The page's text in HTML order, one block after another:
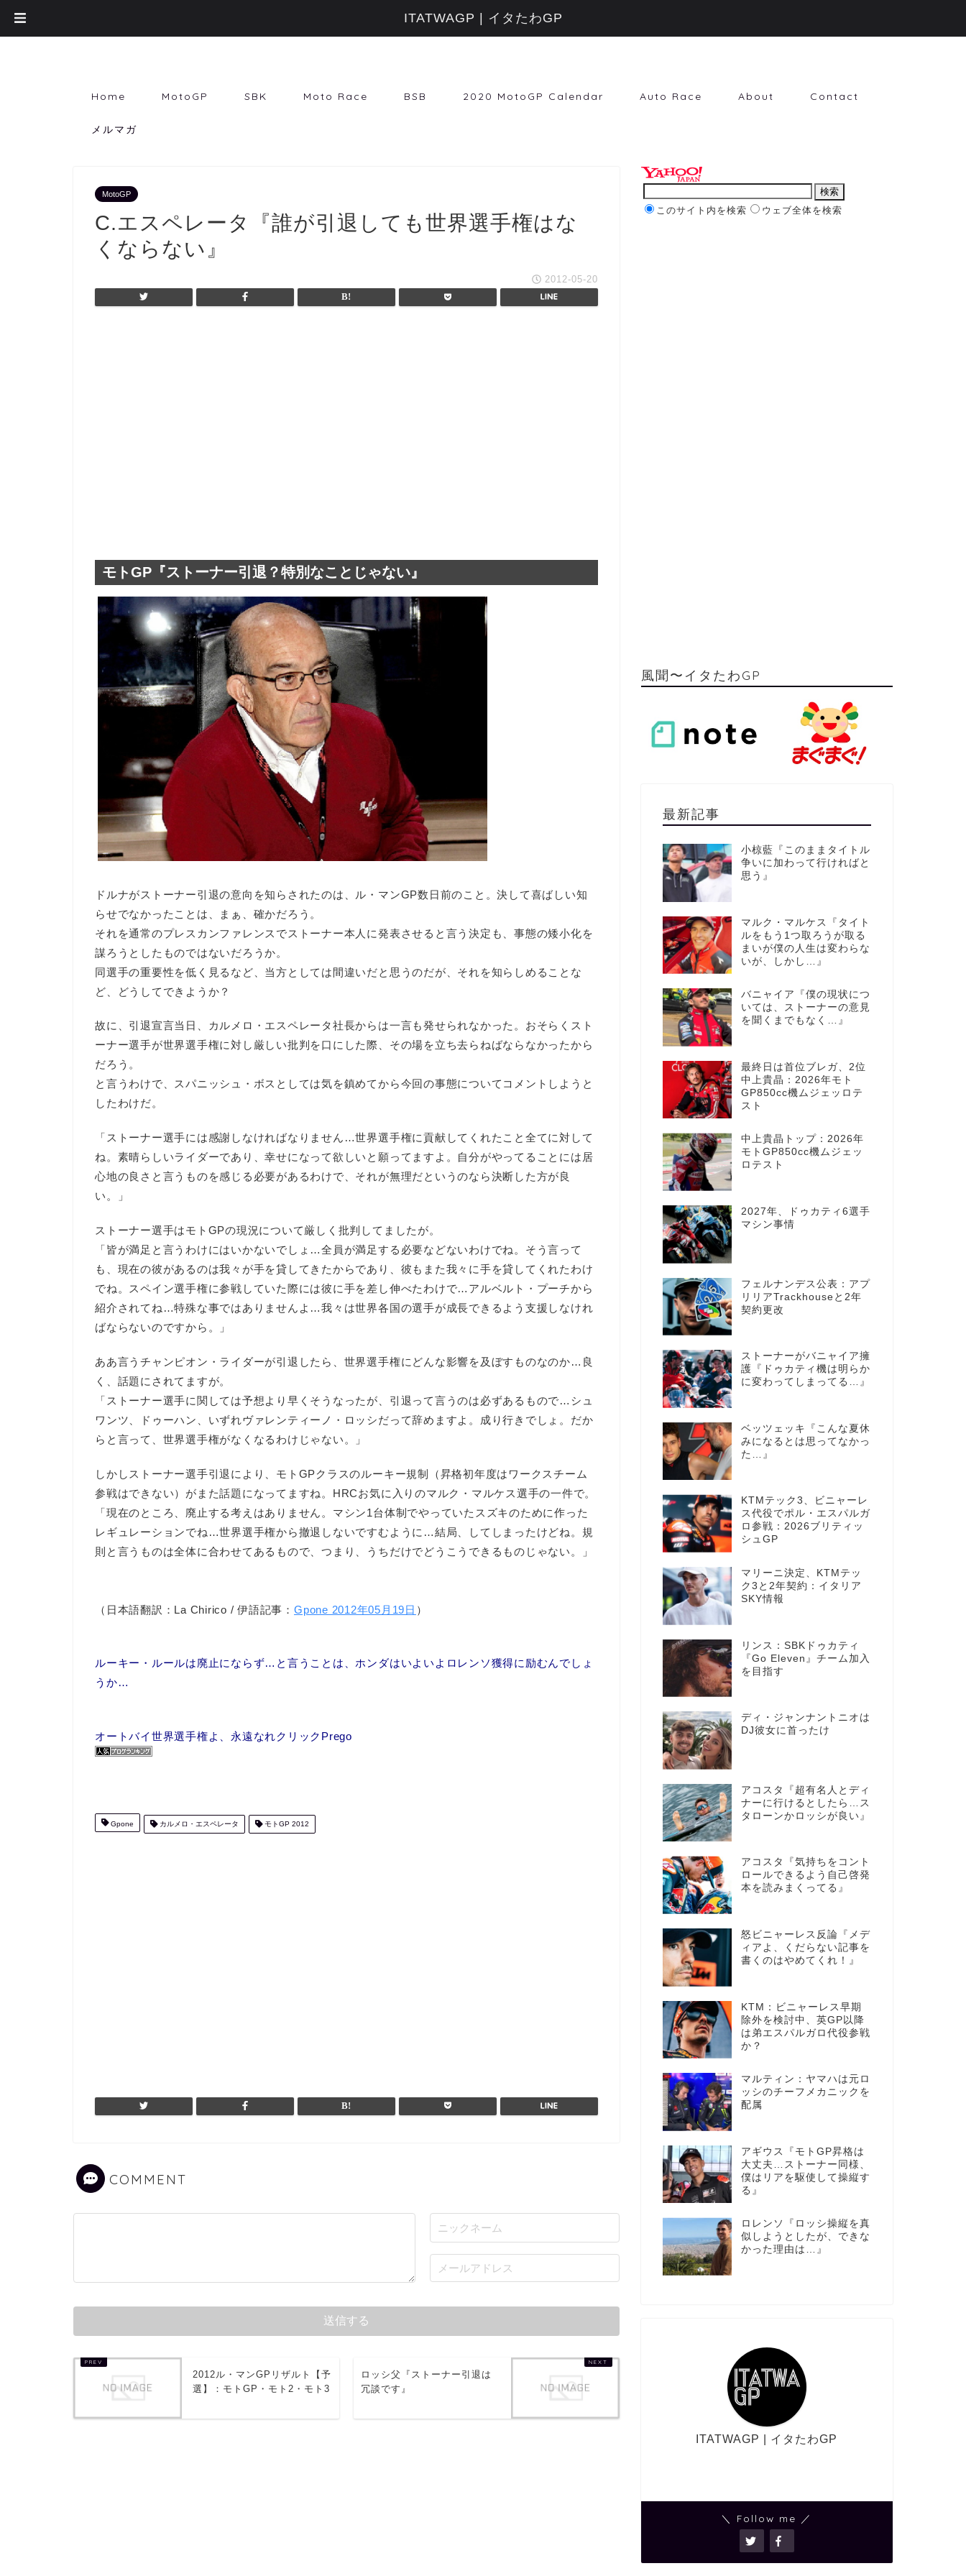
Home MotoGP SBK Moto Race BSB 2020 MotoGP Calendar Auto Race About Contact
メルマガ
MotoGP
C.エスペレータ『誰が引退しても世界選手権はな
くならない』
2012-05-20
モトGP『ストーナー引退？特別なことじゃない』
ドルナがストーナー引退の意向を知らされたのは、ル・マンGP数日前のこと。決して喜ばしい知
らせでなかったことは、まぁ、確かだろう。
それを通常のプレスカンファレンスでストーナー本人に発表させると言う決定も、事態の矮小化を
謀ろうとしたものではないだろうか。
同選手の重要性を低く見るなど、当方としては間違いだと思うのだが、それを知らしめることな
ど、どうしてできようか？
故に、引退宣言当日、カルメロ・エスペレータ社長からは一言も発せられなかった。おそらくスト
ーナー選手が世界選手権に対し厳しい批判を口にした際、その場を立ち去らねばならなかったから
だろう。
と言うわけで、スパニッシュ・ボスとしては気を鎮めてから今回の事態についてコメントしようと
したわけだ。
「ストーナー選手には感謝しなければなりません…世界選手権に貢献してくれたこと全てに対して
ね。素晴らしいライダーであり、幸せになって欲しいと願ってますよ。自分がやってることには居
心地の良さと言うものを感じる必要があるわけで、それが無理だというのなら決断した方が良
い。」
ストーナー選手はモトGPの現況について厳しく批判してましたが。
「皆が満足と言うわけにはいかないでしょ…全員が満足する必要などないわけでね。そう言って
も、現在の彼があるのは我々が手を貸してきたからであり、彼もまた我々に手を貸してくれたわけ
でね。スペイン選手権に参戦していた際には彼に手を差し伸べたわけで…アルベルト・プーチから
紹介されてね…特殊な事ではありませんよ…我々は世界各国の選手が成長できるよう支援しなけれ
ばならないのですから。」
ああ言うチャンピオン・ライダーが引退したら、世界選手権にどんな影響を及ぼすものなのか…良
く、話題にされてますが。
「ストーナー選手に関しては予想より早くそうなったが、引退って言うのは必ずあるもので…シュ
ワンツ、ドゥーハン、いずれヴァレンティーノ・ロッシだって辞めますよ。成り行きでしょ。だか
らと言って、世界選手権がなくなるわけじゃない。」
しかしストーナー選手引退により、モトGPクラスのルーキー規制（昇格初年度はワークスチーム
参戦はできない）がまた話題になってますね。HRCお気に入りのマルク・マルケス選手の一件で。
「現在のところ、廃止する考えはありません。マシン1台体制でやっていたスズキのために作った
レギュレーションでね…世界選手権から撤退しないですむように…結局、してしまったけどね。規
則と言うものは全体に合わせてあるもので、つまり、うちだけでどうこうできるものじゃない。」
（日本語翻訳：La Chirico / 伊語記事： Gpone 2012年05月19日 ）
ルーキー・ルールは廃止にならず…と言うことは、ホンダはいよいよロレンソ獲得に励むんでしょ
うか…
オートバイ世界選手権よ、永遠なれクリックPrego
Gpone カルメロ・エスペレータ モトGP 2012
COMMENT
2012ル・マンGPリザルト【予
選】：モトGP・モト2・モト3
ロッシ父『ストーナー引退は
冗談です』
このサイト内を検索 ウェブ全体を検索
風聞〜イタたわGP
最新記事
小椋藍『このままタイトル
争いに加わって行ければと
思う』
マルク・マルケス『タイト
ルをもう1つ取ろうが取る
まいが僕の人生は変わらな
いが、しかし…』
バニャイア『僕の現状につ
いては、ストーナーの意見
を聞くまでもなく…』
最終日は首位ブレガ、2位
中上貴晶：2026年モト
GP850cc機ムジェッロテ
スト
中上貴晶トップ：2026年
モトGP850cc機ムジェッ
ロテスト
2027年、ドゥカティ6選手
マシン事情
フェルナンデス公表：アプ
リリアTrackhouseと2年
契約更改
ストーナーがバニャイア擁
護『ドゥカティ機は明らか
に変わってしまってる…』
ベッツェッキ『こんな夏休
みになるとは思ってなかっ
た…』
KTMテック3、ビニャーレ
ス代役でポル・エスパルガ
ロ参戦：2026ブリティッ
シュGP
マリーニ決定、KTMテッ
ク3と2年契約：イタリア
SKY情報
リンス：SBKドゥカティ
『Go Eleven』チーム加入
を目指す
ディ・ジャンナントニオは
DJ彼女に首ったけ
アコスタ『超有名人とディ
ナーに行けるとしたら…ス
タローンかロッシが良い』
アコスタ『気持ちをコント
ロールできるよう自己啓発
本を読みまくってる』
怒ビニャーレス反論『メデ
ィアよ、くだらない記事を
書くのはやめてくれ！』
KTM：ビニャーレス早期
除外を検討中、英GP以降
は弟エスパルガロ代役参戦
か？
マルティン：ヤマハは元ロ
ッシのチーフメカニックを
配属
アギウス『モトGP昇格は
大丈夫…ストーナー同様、
僕はリアを駆使して操縦す
る』
ロレンソ『ロッシ操縦を真
似しようとしたが、できな
かった理由は…』
ITATWAGP | イタたわGP
＼ Follow me ／
ITATWAGP | イタたわGP